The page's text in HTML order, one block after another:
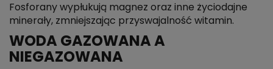
Fosforany wypłukują magnez oraz inne życiodajne
minerały, zmniejszając przyswajalność witamin.
WODA GAZOWANA A
NIEGAZOWANA